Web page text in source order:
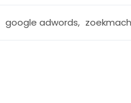
google adwords,